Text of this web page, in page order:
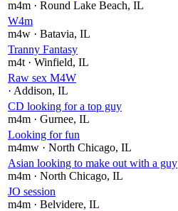
m4m · Round Lake Beach, IL
W4m
m4w · Batavia, IL
Tranny Fantasy
m4t · Winfield, IL
Raw sex M4W
· Addison, IL
CD looking for a top guy
m4m · Gurnee, IL
Looking for fun
m4mw · North Chicago, IL
Asian looking to make out with a guy
m4m · North Chicago, IL
JO session
m4m · Belvidere, IL